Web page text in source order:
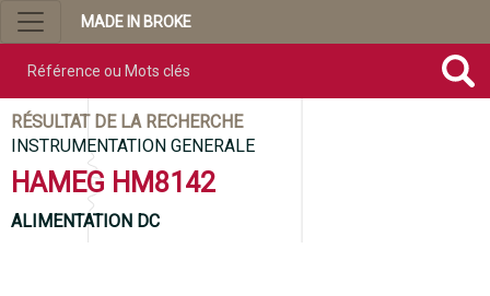
MADE IN BROKE
RÉSULTAT DE LA RECHERCHE
INSTRUMENTATION GENERALE
HAMEG HM8142
ALIMENTATION DC